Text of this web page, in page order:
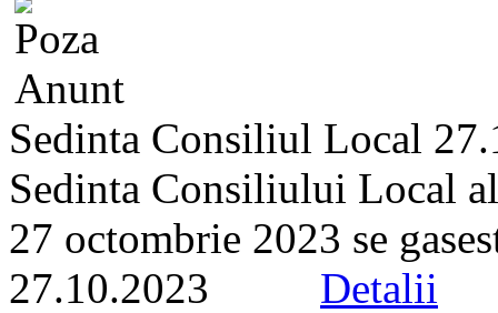
Sedinta Consiliul Local
Sedinta Consiliului Local
27 octombrie 2023 se
27.10.2023 Detalii